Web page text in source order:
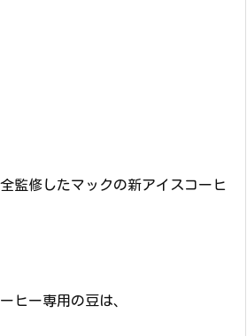
監修したマックの新アイスコーヒ
ヒー専用の豆は、